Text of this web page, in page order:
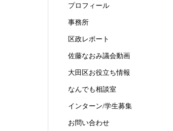
プロフィール
事務所
区政レポート
佐藤なおみ議会動画
大田区お役立ち情報
なんでも相談室
インターン/学生募集
お問い合わせ